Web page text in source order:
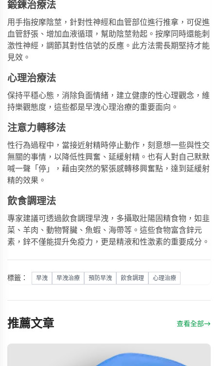
鍛鍊治療法
用手指按摩陰莖，針對性神經和血管部位進行推拿，可促進
血管舒張、增加血液循環，幫助陰莖勃起。按摩同時還能刺
激性神經，調節其對性信號的反應。此方法需長期堅持才能
見效。
心理治療法
保持平穩心態，消除負面情緒，建立健康的性心理觀念，維
持樂觀態度，這些都是早洩心理治療的重要面向。
注意力轉移法
性行為過程中，當接近射精時停止動作，刻意想一些與性交
無關的事情，以降低性興奮、延緩射精。也有人對自己默默
喊一聲「停」，藉由突然的緊張感轉移興奮點，達到延緩射
精的效果。
飲食調理法
專家建議可透過飲食調理早洩，多攝取壯陽固精食物，如韭
菜、羊肉、動物腎臟、魚蝦、海帶等。這些食物富含鋅元
素，鋅不僅能提升免疫力，更是精液和性激素的重要成分。
標籤： 早洩 早洩治療 預防早洩 飲食調理 心理治療
推薦文章 查看全部→